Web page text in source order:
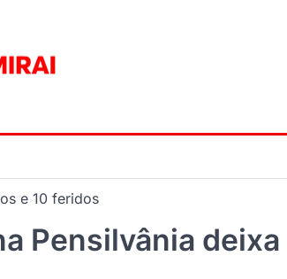
e 10 feridos
Pensilvânia deixa